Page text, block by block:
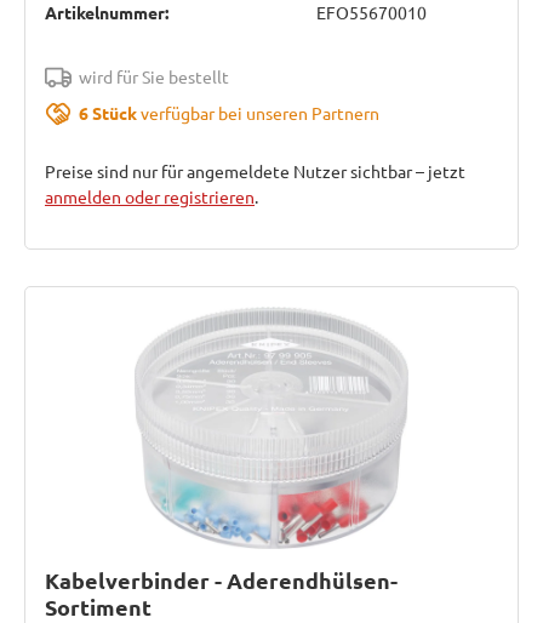
Artikelnummer: EFO55670010
wird für Sie bestellt
6 Stückverfügbar bei unseren Partnern
Preise sind nur für angemeldete Nutzer sichtbar – jetzt
anmelden oder registrieren.
Kabelverbinder - Aderendhülsen-
Sortiment